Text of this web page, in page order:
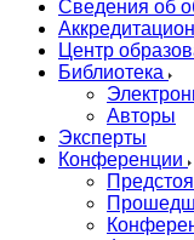
Сведения об
Центр
Библиотека
Авторы
Эксперты
Конференции